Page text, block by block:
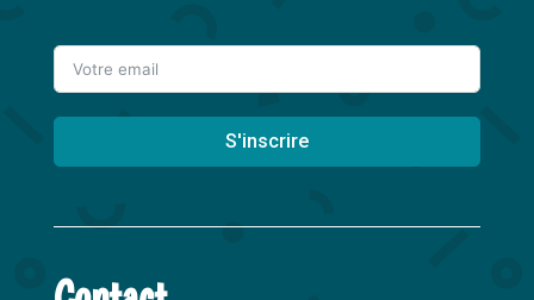
S'inscrire
l
e